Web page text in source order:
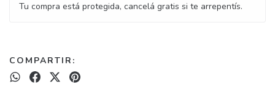
Tu compra está protegida, cancelá gratis si te arrepentís.
COMPARTIR: